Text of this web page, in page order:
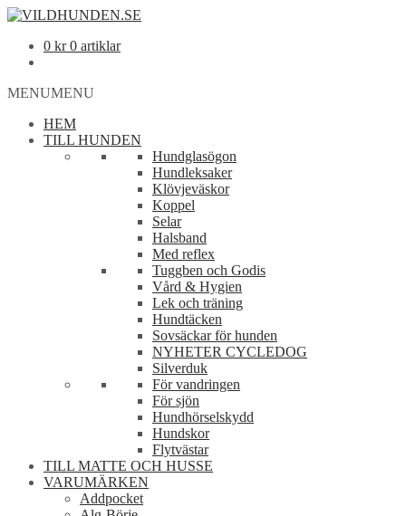
0 kr 0 artiklar
MENUMENU
HEM
TILL HUNDEN
Hundglasögon
Hundleksaker
Klövjeväskor
Koppel
Selar
Halsband
Med reflex
Tuggben och Godis
Vård & Hygien
Lek och träning
Hundtäcken
Sovsäckar för hunden
NYHETER CYCLEDOG
Silverduk
För vandringen
För sjön
Hundhörselskydd
Hundskor
Flytvästar
TILL MATTE OCH HUSSE
VARUMÄRKEN
Addpocket